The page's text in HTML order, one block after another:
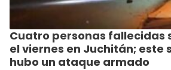
Cuatro personas fallecidas
el viernes en Juchitán; este
hubo un ataque armado